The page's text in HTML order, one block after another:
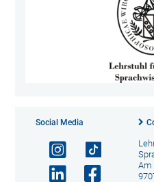
Social Media
Am